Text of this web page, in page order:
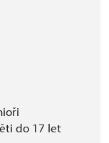
do 17 let